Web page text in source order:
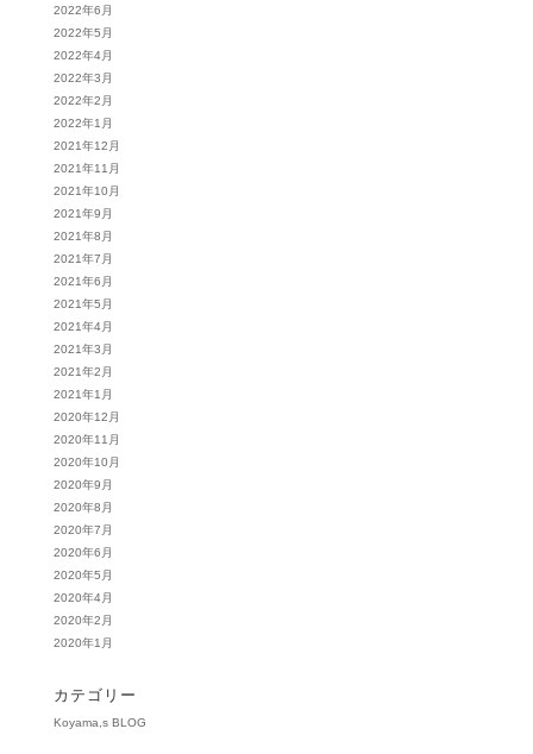
2022年6月
2022年5月
2022年4月
2022年3月
2022年2月
2022年1月
2021年12月
2021年11月
2021年10月
2021年9月
2021年8月
2021年7月
2021年6月
2021年5月
2021年4月
2021年3月
2021年2月
2021年1月
2020年12月
2020年11月
2020年10月
2020年9月
2020年8月
2020年7月
2020年6月
2020年5月
2020年4月
2020年2月
2020年1月
カテゴリー
Koyama,s BLOG